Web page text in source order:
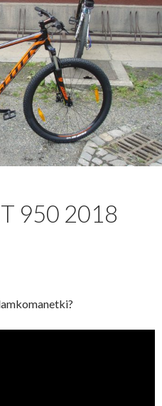
950 2018